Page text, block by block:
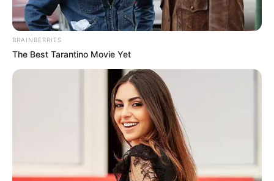
BRAINBERRIES
The Best Tarantino Movie Yet